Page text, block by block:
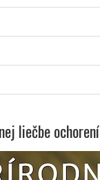
liečbe ochorení